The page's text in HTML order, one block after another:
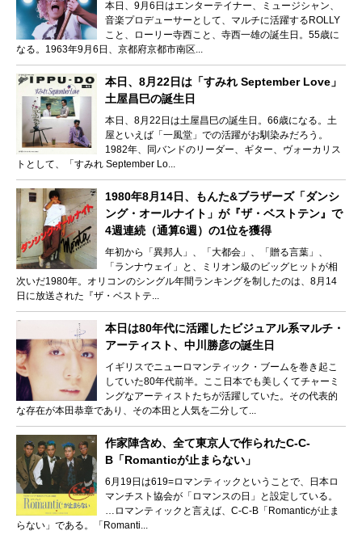
本日、9月6日はエンターテイナー、ミュージシャン、
音楽プロデューサーとして、マルチに活躍するROLLY
こと、ローリー寺西こと、寺西一雄の誕生日。55歳に
なる。1963年9月6日、京都府京都市南区...
本日、8月22日は「すみれ September Love」
土屋昌巳の誕生日
本日、8月22日は土屋昌巳の誕生日。66歳になる。土
屋といえば「一風堂」での活躍がお馴染みだろう。
1982年、同バンドのリーダー、ギター、ヴォーカリス
トとして、「すみれ September Lo...
1980年8月14日、もんた&ブラザーズ「ダンシ
ング・オールナイト」が『ザ・ベストテン』で
4週連続（通算6週）の1位を獲得
年初から「異邦人」、「大都会」、「贈る言葉」、
「ランナウェイ」と、ミリオン級のビッグヒットが相
次いだ1980年。オリコンのシングル年間ランキングを制したのは、8月14
日に放送された『ザ・ベストテ...
本日は80年代に活躍したビジュアル系マルチ・
アーティスト、中川勝彦の誕生日
イギリスでニューロマンティック・ブームを巻き起こ
していた80年代前半。ここ日本でも美しくてチャーミ
ングなアーティストたちが活躍していた。その代表的
な存在が本田恭章であり、その本田と人気を二分して...
作家陣含め、全て東京人で作られたC-C-
B「Romanticが止まらない」
6月19日は619=ロマンティックということで、日本ロ
マンチスト協会が「ロマンスの日」と設定している。
…ロマンティックと言えば、C-C-B「Romanticが止ま
らない」である。「Romanti...